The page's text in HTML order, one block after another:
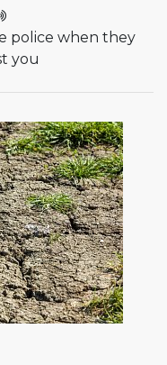
police when they
you